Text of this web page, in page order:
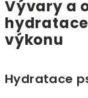
Vývary a
výkonu
Hydratace